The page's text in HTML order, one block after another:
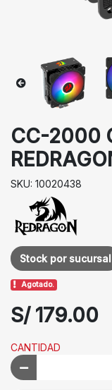
CC-2000
SKU: 10020438
Stock por sucursal
Agotado.
S/ 179.00
CANTIDAD